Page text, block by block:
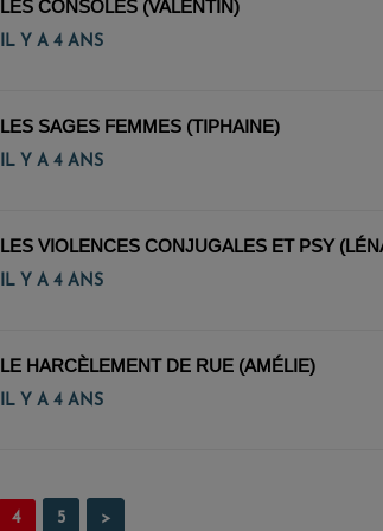
LES CONSOLES (VALENTIN)
IL Y A 4 ANS
LES SAGES FEMMES (TIPHAINE)
IL Y A 4 ANS
LES VIOLENCES CONJUGALES ET PSY
IL Y A 4 ANS
LE HARCÈLEMENT DE RUE (AMÉLIE)
IL Y A 4 ANS
4 5 >